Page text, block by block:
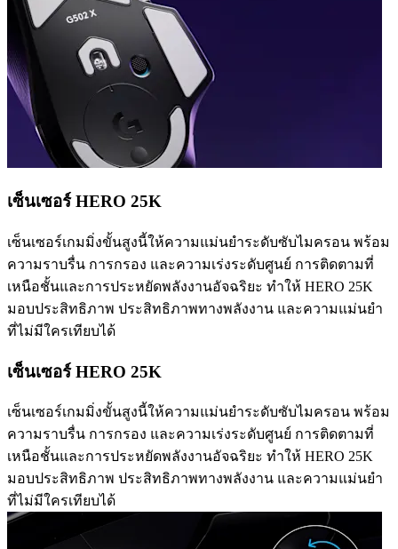
เซ็นเซอร์ HERO 25K
เซ็นเซอร์เกมมิ่งขั้นสูงนี้ให้ความแม่นยำระดับซับไมครอน พร้อม
ความราบรื่น การกรอง และความเร่งระดับศูนย์ การติดตามที่
เหนือชั้นและการประหยัดพลังงานอัจฉริยะ ทำให้ HERO 25K
มอบประสิทธิภาพ ประสิทธิภาพทางพลังงาน และความแม่นยำ
ที่ไม่มีใครเทียบได้
เซ็นเซอร์ HERO 25K
เซ็นเซอร์เกมมิ่งขั้นสูงนี้ให้ความแม่นยำระดับซับไมครอน พร้อม
ความราบรื่น การกรอง และความเร่งระดับศูนย์ การติดตามที่
เหนือชั้นและการประหยัดพลังงานอัจฉริยะ ทำให้ HERO 25K
มอบประสิทธิภาพ ประสิทธิภาพทางพลังงาน และความแม่นยำ
ที่ไม่มีใครเทียบได้